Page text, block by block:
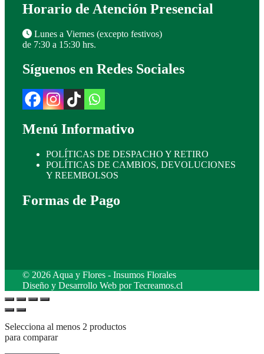
Horario de Atención Presencial
Lunes a Viernes (excepto festivos)
de 7:30 a 15:30 hrs.
Síguenos en Redes Sociales
Menú Informativo
POLÍTICAS DE DESPACHO Y RETIRO
POLÍTICAS DE CAMBIOS, DEVOLUCIONES
Y REEMBOLSOS
Formas de Pago
© 2026 Aqua y Flores - Insumos Florales
Diseño y Desarrollo Web porTecreamos.cl
Selecciona al menos 2 productos
para comparar